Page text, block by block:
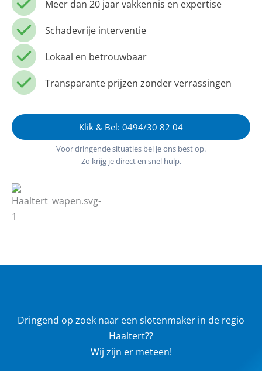
Meer dan 20 jaar vakkennis en expertise
Schadevrije interventie
Lokaal en betrouwbaar
Transparante prijzen zonder verrassingen
Klik & Bel: 0494/30 82 04
Voor dringende situaties bel je ons best op.
Zo krijg je direct en snel hulp.
Dringend op zoek naar een slotenmaker in de regio
Haaltert??
Wij zijn er meteen!